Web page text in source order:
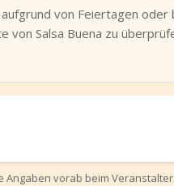
von Feiertagen
von Salsa Buena zu
Angaben vorab beim Veranstalter.